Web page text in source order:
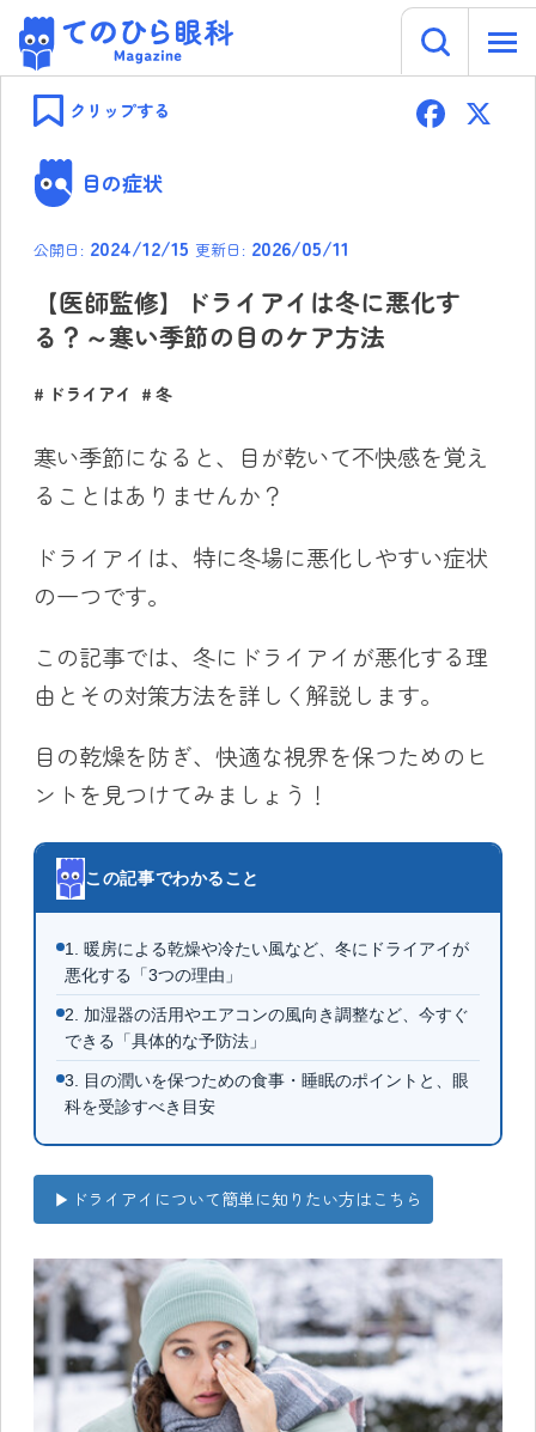
Skip
content
てのひら眼科 Magazine
目の症状
クリップする F
ok
公開日: 2024/12/15 更新日: 2026/05/11
【医師監修】ドライアイは冬に悪化す
る？～寒い季節の目のケア方法
ドライアイ 冬
寒い季節になると、目が乾いて不快感を覚え
ることはありませんか？
ドライアイは、特に冬場に悪化しやすい症状
の一つです。
この記事では、冬にドライアイが悪化する理
由とその対策方法を詳しく解説します。
目の乾燥を防ぎ、快適な視界を保つためのヒ
ントを見つけてみましょう！
この記事でわかること
1. 暖房による乾燥や冷たい風など、冬にドライアイが
悪化する「3つの理由」
2. 加湿器の活用やエアコンの風向き調整など、今すぐ
できる「具体的な予防法」
3. 目の潤いを保つための食事・睡眠のポイントと、眼
科を受診すべき目安
▶︎ドライアイについて簡単に知りたい方はこちら